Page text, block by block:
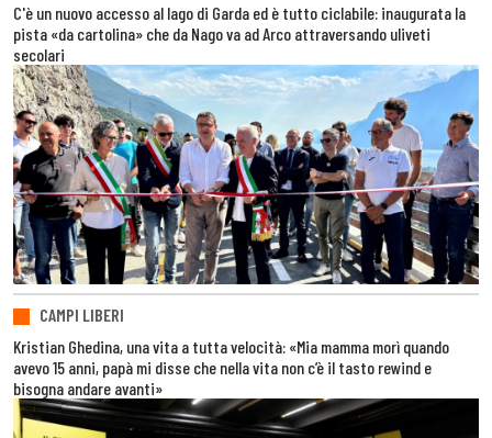
C'è un nuovo accesso al lago di Garda ed è tutto ciclabile: inaugurata la
pista «da cartolina» che da Nago va ad Arco attraversando uliveti
secolari
CAMPI LIBERI
Kristian Ghedina, una vita a tutta velocità: «Mia mamma morì quando
avevo 15 anni, papà mi disse che nella vita non c’è il tasto rewind e
bisogna andare avanti»